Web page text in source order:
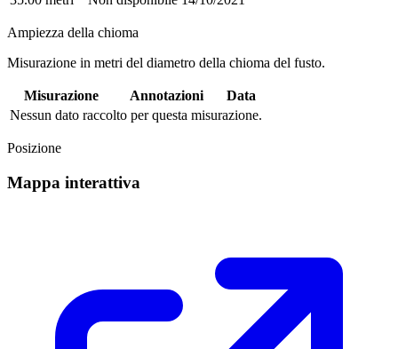
Ampiezza della chioma
Misurazione in metri del diametro della chioma del fusto.
Misurazione Annotazioni
Data
Nessun dato raccolto per questa misurazione.
Posizione
Mappa interattiva